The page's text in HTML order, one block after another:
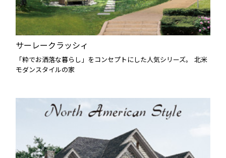
サーレークラッシィ
「粋でお洒落な暮らし」をコンセプトにした人気シリーズ。 北米
モダンスタイルの家